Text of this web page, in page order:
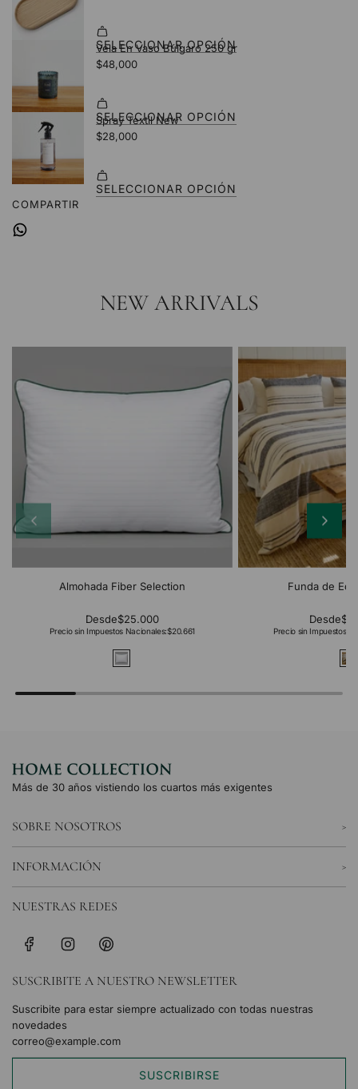
COMPARTIR
NEW ARRIVALS
Almohada Fiber Selection
Desde$25.000
Precio sin Impuestos Nacionales:$20.661
Funda de
Desde
Precio sin Impuestos
Más de 30 años vistiendo los cuartos más exigentes
SOBRE NOSOTROS
INFORMACIÓN
SUSCRIBITE A NUESTRO NEWSLETTER
Suscribite para estar siempre actualizado con todas nuestras
novedades
SUSCRIBIRSE
NUESTRAS REDES